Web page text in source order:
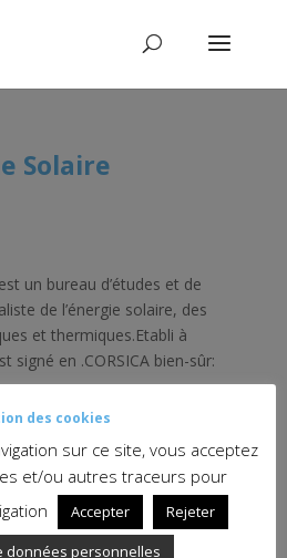
Solaire
un bureau d’études et de
de l’énergie solaire, des
et thermiques.Etabli à
signé en .CORSICA bien-sûr:
#corsica#web
des cookies
sur ce site, vous acceptez
et/ou autres traceurs pour
Accepter
Rejeter
données personnelles